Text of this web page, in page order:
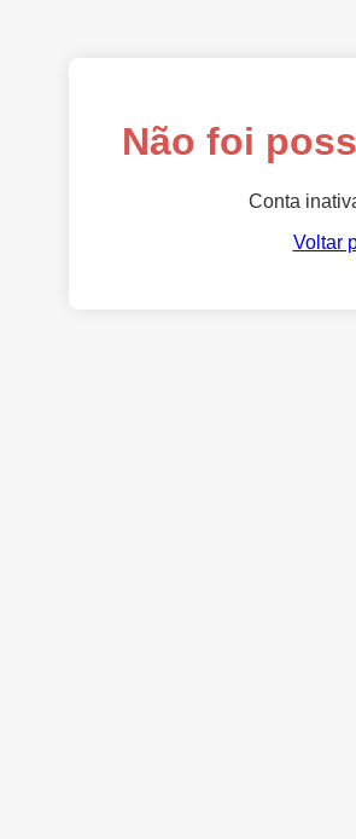
Não foi
Conta
Voltar